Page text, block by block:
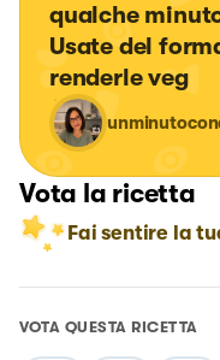
qualche
Usate del
renderle veg
Vota la ricetta
Fai sentire la
VOTA QUESTA RICETTA